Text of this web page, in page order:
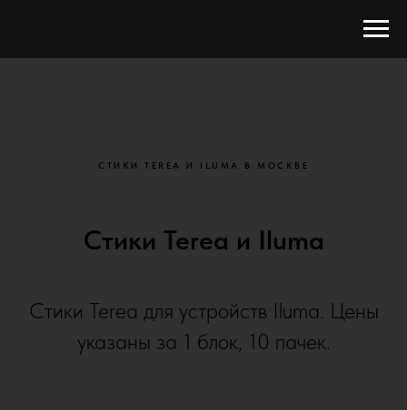
СТИКИ TEREA И ILUMA В МОСКВЕ
Стики Terea и Iluma
Стики Terea для устройств Iluma. Цены
указаны за 1 блок, 10 пачек.